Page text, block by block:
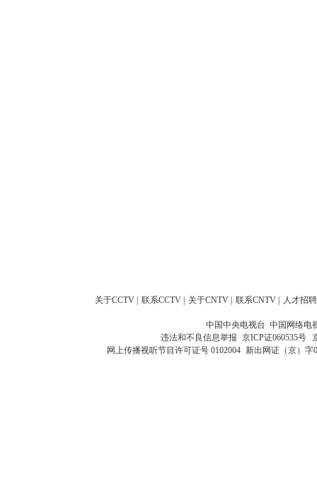
关于CCTV 联系CCTV 关于CNTV 联系CNTV 人才招聘
中国中央电视台 中国网络电
违法和不良信息举报 京ICP证060535号
网上传播视听节目许可证号 0102004 新出网证（京）